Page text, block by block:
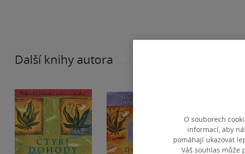
Další knihy autora
O souborech
informací, aby
pomáhají ukazovat
Váš souhlas může